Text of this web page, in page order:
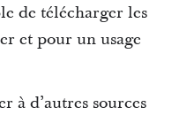
de télécharger les
et pour un usage
à d’autres sources